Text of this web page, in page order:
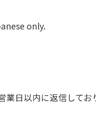
only.
日以内に返信して